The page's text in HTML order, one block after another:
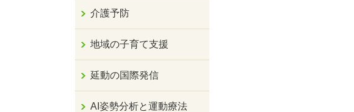
介護予防
地域の子育て支援
延動の国際発信
AI姿勢分析と運動療法